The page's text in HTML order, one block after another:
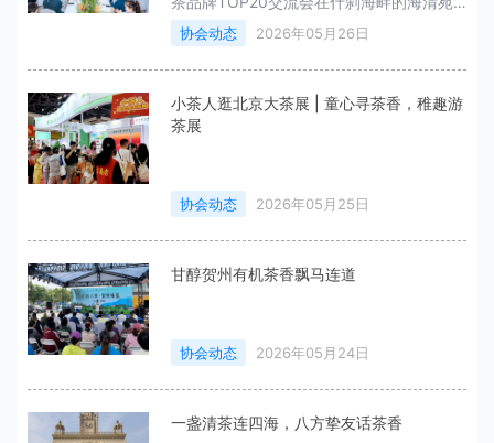
举行。
协会动态 2026年05月26日
小茶人逛北京大茶展 | 童心寻茶香，稚趣游
茶展
协会动态 2026年05月25日
甘醇贺州有机茶香飘马连道
协会动态 2026年05月24日
一盏清茶连四海，八方挚友话茶香